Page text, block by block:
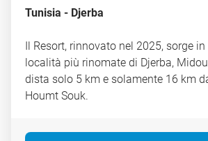
Tunisia - Djerba
Il Resort, rinnovato nel 2025, sorge
località più rinomate di Djerba,
dista solo 5 km e solamente 16 km
Houmt Souk.